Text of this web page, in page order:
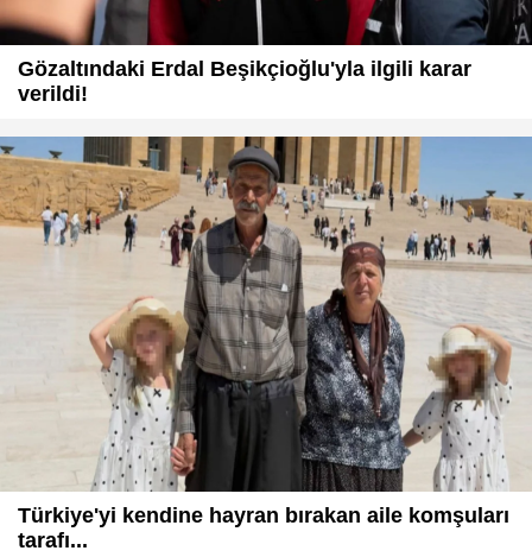
Gözaltındaki Erdal Beşikçioğlu'yla ilgili karar
verildi!
Türkiye'yi kendine hayran bırakan aile komşuları
tarafı...